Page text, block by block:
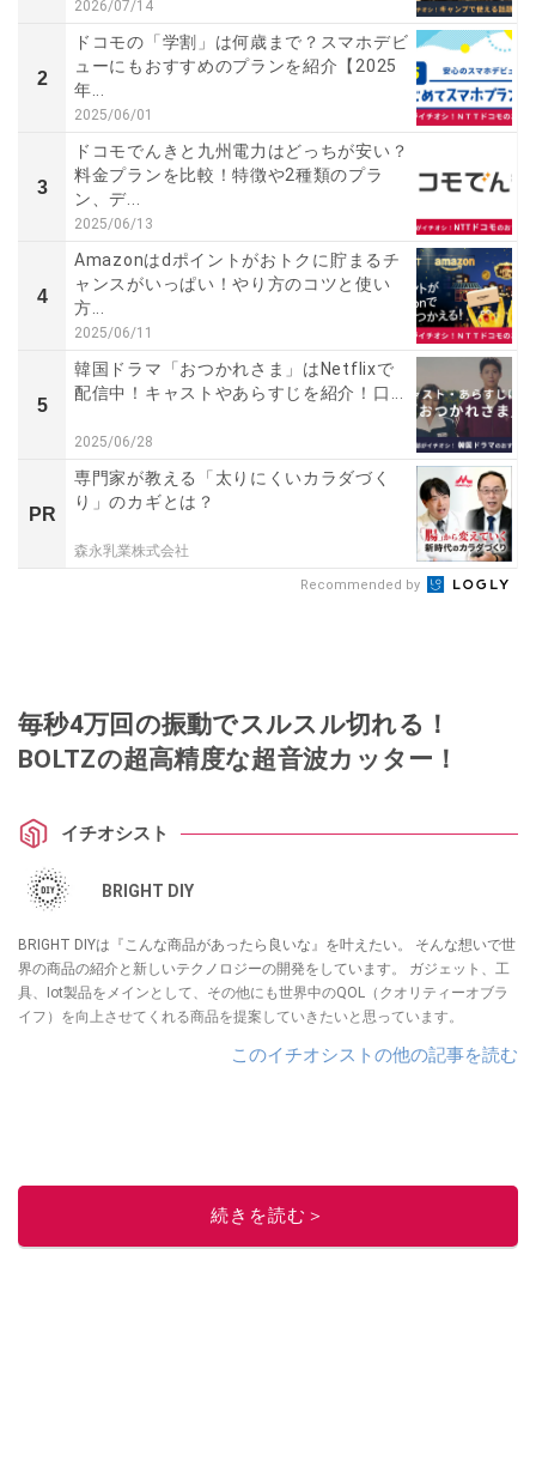
2026/07/14
2
ドコモの「学割」は何歳まで？スマホデビ
ューにもおすすめのプランを紹介【2025
年...
2025/06/01
3
ドコモでんきと九州電力はどっちが安い？
料金プランを比較！特徴や2種類のプラ
ン、デ...
2025/06/13
4
Amazonはdポイントがおトクに貯まるチ
ャンスがいっぱい！やり方のコツと使い
方...
2025/06/11
5
韓国ドラマ「おつかれさま」はNetflixで
配信中！キャストやあらすじを紹介！口...
2025/06/28
PR
専門家が教える「太りにくいカラダづく
り」のカギとは？
森永乳業株式会社
Recommended by
毎秒4万回の振動でスルスル切れる！
BOLTZの超高精度な超音波カッター！
イチオシスト
BRIGHT DIY
BRIGHT DIYは『こんな商品があったら良いな』を叶えたい。 そんな想いで世
界の商品の紹介と新しいテクノロジーの開発をしています。 ガジェット、工
具、Iot製品をメインとして、その他にも世界中のQOL（クオリティーオブラ
イフ）を向上させてくれる商品を提案していきたいと思っています。
このイチオシストの他の記事を読む
続きを読む＞